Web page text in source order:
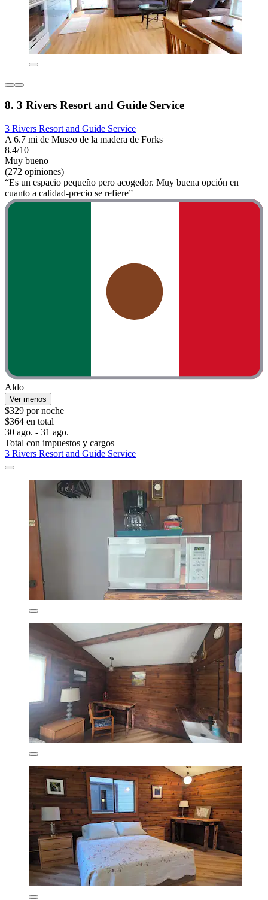
8. 3 Rivers Resort and Guide Service
3 Rivers Resort and Guide Service
A 6.7 mi de Museo de la madera de Forks
8.4/10
Muy bueno
(272 opiniones)
“Es un espacio pequeño pero acogedor. Muy buena opción en
cuanto a calidad-precio se refiere”
Aldo
Ver menos
$329 por noche
$364 en total
30 ago. - 31 ago.
Total con impuestos y cargos
3 Rivers Resort and Guide Service